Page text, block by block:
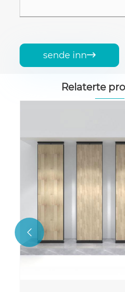
sende inn
Relaterte
